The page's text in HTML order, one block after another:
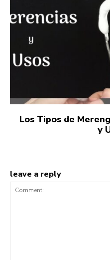
Los Tipos de
y
leave a reply